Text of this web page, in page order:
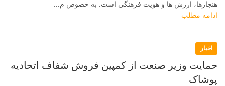
هنجارها، ارزش ها و هویت فرهنگی است. به خصوص م...
ادامه مطلب
اخبار
حمایت وزیر صنعت از کمپین فروش شفاف اتحادیه
پوشاک